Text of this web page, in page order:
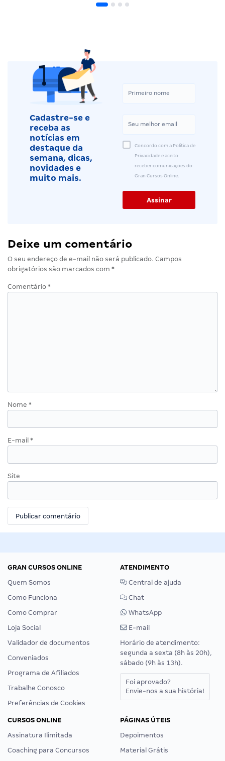
Cadastre-se e
receba as
notícias em
destaque da
semana, dicas,
novidades e
muito mais.
Concordo com a Política de
Privacidade e aceito
receber comunicações do
Gran Cursos Online.
Deixe um comentário
O seu endereço de e-mail não será publicado. Campos
obrigatórios são marcados com *
Comentário *
Nome *
E-mail *
Site
GRAN CURSOS ONLINE
Quem Somos
Como Funciona
Como Comprar
Loja Social
Validador de documentos
Conveniados
Programa de Afiliados
Trabalhe Conosco
Preferências de Cookies
ATENDIMENTO
Central de ajuda
Chat
WhatsApp
E-mail
Horário de atendimento:
segunda a sexta (8h às 20h),
sábado (9h às 13h).
Foi aprovado?
Envie-nos a sua história!
CURSOS ONLINE
Assinatura Ilimitada
Coaching para Concursos
PÁGINAS ÚTEIS
Depoimentos
Material Grátis